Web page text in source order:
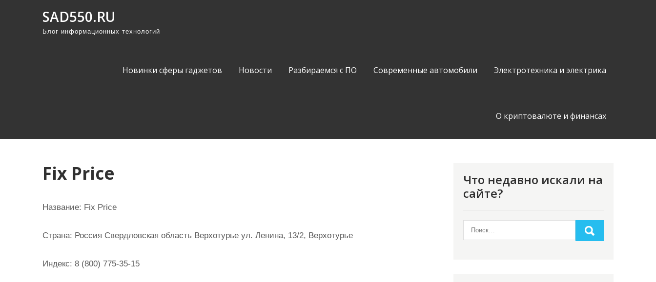
SAD550.RU
Блог информационных технологий
Новинки сферы гаджетов Новости Разбираемся с ПО Современные автомобили Электротехника и электрика
О криптовалюте и финансах
Fix Price
Название: Fix Price
Страна: Россия Свердловская область Верхотурье ул. Ленина, 13/2, Верхотурье
Индекс: 8 (800) 775-35-15
Что недавно искали на
сайте?